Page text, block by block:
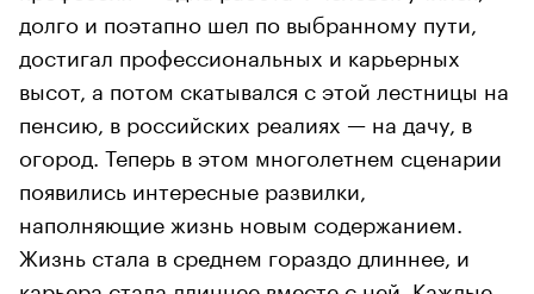
долго и поэтапно шел по выбранному пути,
достигал профессиональных и карьерных
высот, а потом скатывался с этой лестницы на
пенсию, в российских реалиях — на дачу, в
огород. Теперь в этом многолетнем сценарии
появились интересные развилки,
наполняющие жизнь новым содержанием.
Жизнь стала в среднем гораздо длиннее, и